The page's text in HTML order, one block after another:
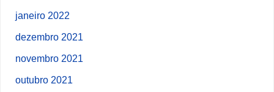
janeiro 2022
dezembro 2021
novembro 2021
outubro 2021